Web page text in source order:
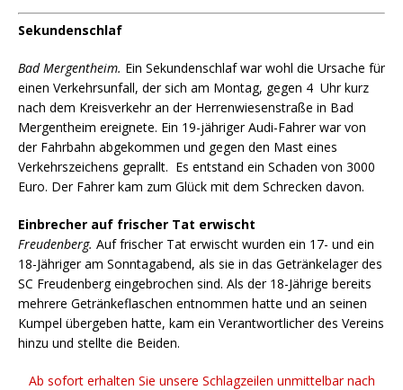
Sekundenschlaf
Bad Mergentheim. Ein Sekundenschlaf war wohl die Ursache für
einen Verkehrsunfall, der sich am Montag, gegen 4 Uhr kurz
nach dem Kreisverkehr an der Herrenwiesenstraße in Bad
Mergentheim ereignete. Ein 19-jähriger Audi-Fahrer war von
der Fahrbahn abgekommen und gegen den Mast eines
Verkehrszeichens geprallt. Es entstand ein Schaden von 3000
Euro. Der Fahrer kam zum Glück mit dem Schrecken davon.
Einbrecher auf frischer Tat erwischt
Freudenberg. Auf frischer Tat erwischt wurden ein 17- und ein
18-Jähriger am Sonntagabend, als sie in das Getränkelager des
SC Freudenberg eingebrochen sind. Als der 18-Jährige bereits
mehrere Getränkeflaschen entnommen hatte und an seinen
Kumpel übergeben hatte, kam ein Verantwortlicher des Vereins
hinzu und stellte die Beiden.
Ab sofort erhalten Sie unsere Schlagzeilen unmittelbar nach